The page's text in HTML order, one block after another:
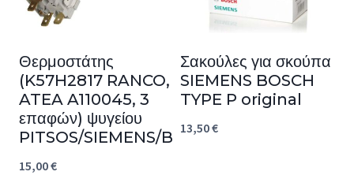
Θερμοστάτης
(K57H2817 RANCO,
ATEA A110045, 3
επαφών) ψυγείου
PITSOS/SIEMENS/BOSCH
15,00€
Σακούλες για σκούπα
SIEMENS BOSCH
TYPE P original
13,50€